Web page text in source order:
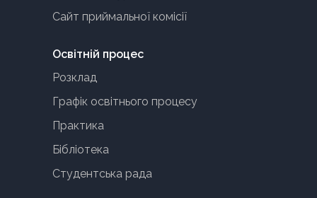
Сайт приймальної комісії
Освітній процес
Розклад
Графік освітнього процесу
Практика
Бібліотека
Студентська рада